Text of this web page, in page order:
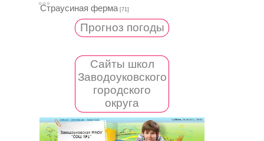
Страусиная ферма [71]
Прогноз погоды
Сайты школ
Заводоуковского
городского
округа